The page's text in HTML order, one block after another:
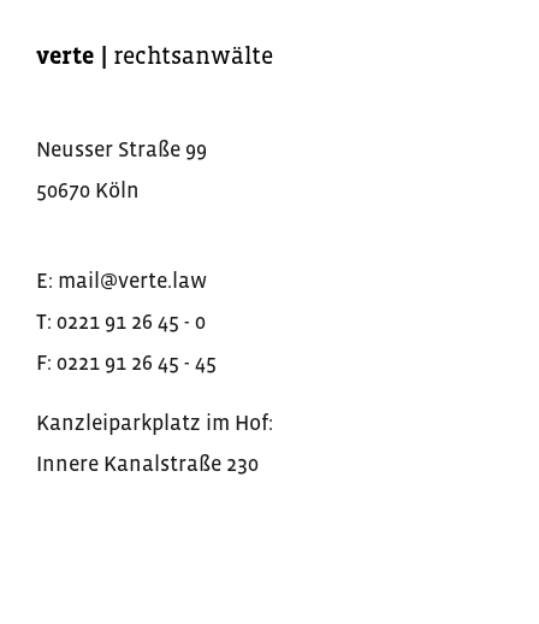
verte rechtsanwälte
Neusser Straße 99
50670 Köln
E: mail@verte.law
T: 0221 91 26 45 - 0
F: 0221 91 26 45 - 45
Kanzleiparkplatz im Hof:
Innere Kanalstraße 230